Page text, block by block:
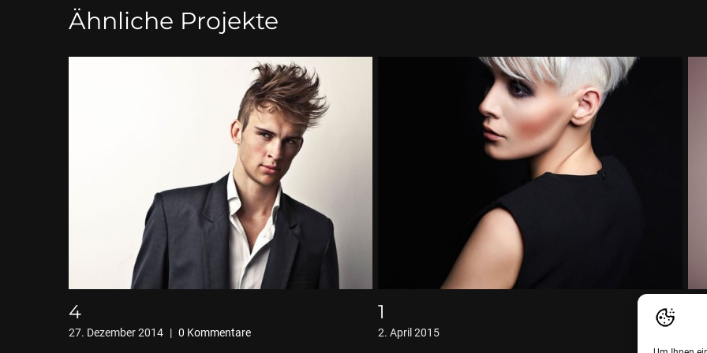
Ähnliche Projekte
4
27. Dezember 2014 | 0 Kommentare
1
2. April 2015